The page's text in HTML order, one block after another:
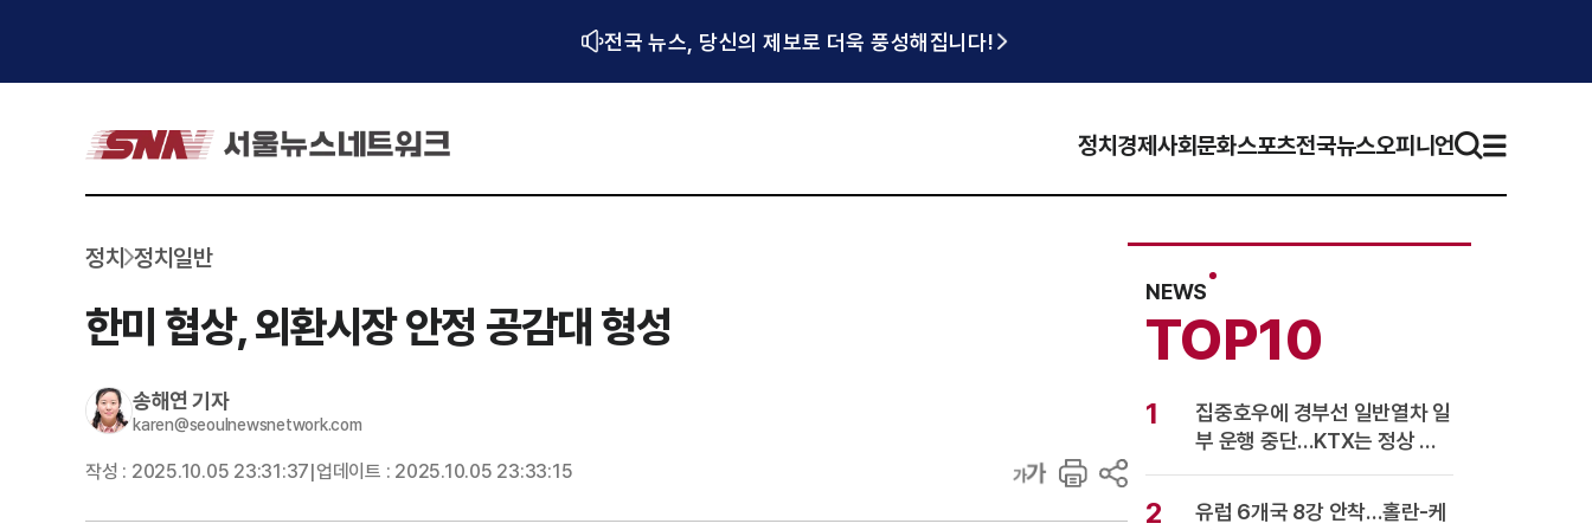
전국 뉴스, 당신의 제보로 더욱 풍성해집니다!
정치 경제사회문화스포츠전국뉴스오피니언
정치 정치일반
한미 협상, 외환시장 안정 공감대 형성
송해연 기자
karen@seoulnewsnetwork.com
작성 : 2025.10.05 23:31:37 업데이트 : 2025.10.05 23:33:15
NEWS
TOP10
1
집중호우에 경부선 일반열차 일
부 운행 중단…KTX는 정상 운
행
2
유럽 6개국 8강 안착…홀란-케